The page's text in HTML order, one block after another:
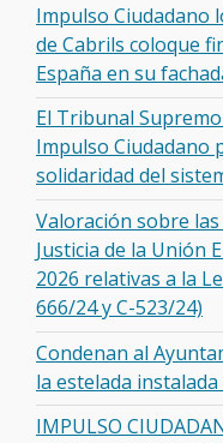
Impulso Ciudadano
de Cabrils coloque
España en su
El Tribunal
Impulso Ciudadano
solidaridad del
Valoración sobre
Justicia de la Unión
2026 relativas a la
666/24 y C-523/24)
Condenan al
la estelada
IMPULSO